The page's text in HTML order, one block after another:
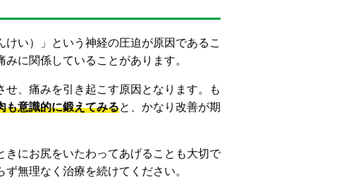
い）」という神経の圧迫が原因であるこ
に関係していることがあります。
、痛みを引き起こす原因となります。も
も意識的に鍛えてみると、かなり改善が期
にお尻をいたわってあげることも大切で
無理なく治療を続けてください。